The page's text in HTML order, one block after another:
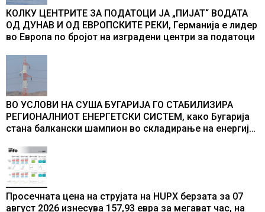
КОЛКУ ЦЕНТРИТЕ ЗА ПОДАТОЦИ ЈА „ПИЈАТ“ ВОДАТА
ОД ДУНАВ И ОД ЕВРОПСКИТЕ РЕКИ, Германија е лидер
во Европа по бројот на изградени центри за податоци
ВО УСЛОВИ НА СУША БУГАРИЈА ГО СТАБИЛИЗИРА
РЕГИОНАЛНИОТ ЕНЕРГЕТСКИ СИСТЕМ, како Бугарија
стана балкански шампион во складирање на енергија
Просечната цена на струјата на HUPX берзата за 07
август 2026 изнесува 157,93 евра за мегават час, на